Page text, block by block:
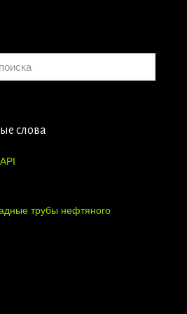
слова
трубы нефтяного